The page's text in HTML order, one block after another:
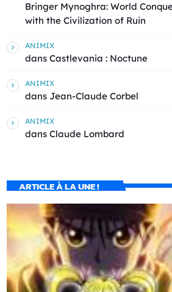
Bringer Mynoghra: World
with the Civilization of Ruin
ANIMIX
dans Castlevania : Noctune
ANIMIX
dans Jean-Claude Corbel
ANIMIX
dans Claude Lombard
ARTICLE À LA UNE !